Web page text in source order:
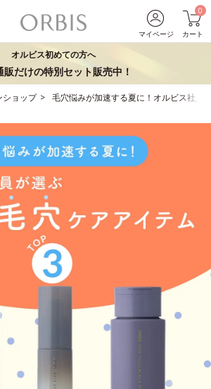
マイページ
0
カート
オルビス初めての方へ
販だけの特別セット販売中！
ショップ 毛穴悩みが加速する夏に！オルビス社員